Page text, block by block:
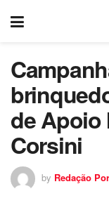
de Apoio
Corsini
by Redação